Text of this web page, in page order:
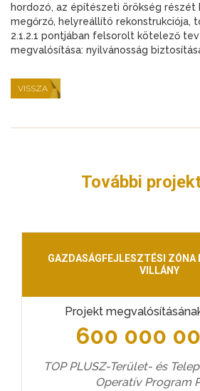
hordozó, az építészeti örökség részét
megőrző, helyreállító rekonstrukciója,
2.1.2.1 pontjában felsorolt kötelező
megvalósítása: nyilvánosság
VISSZA
További
GAZDASÁGFEJLESZTÉSI ZÓNA
VILLÁNY
Projekt
600 000
TOP PLUSZ-Terület- és
Operatív Program